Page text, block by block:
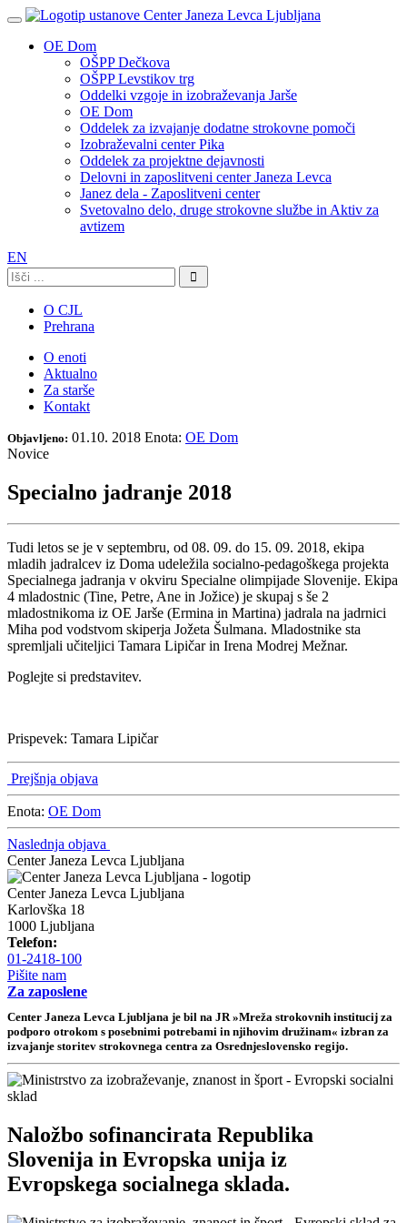
OE Dom
OŠPP Dečkova
OŠPP Levstikov trg
Oddelki vzgoje in izobraževanja Jarše
OE Dom
Oddelek za izvajanje dodatne strokovne pomoči
Izobraževalni center Pika
Oddelek za projektne dejavnosti
Delovni in zaposlitveni center Janeza Levca
Janez dela - Zaposlitveni center
Svetovalno delo, druge strokovne službe in Aktiv za
avtizem
EN
Išči:
O CJL
Prehrana
O enoti
Aktualno
Za starše
Kontakt
Objavljeno: 01.10. 2018 Enota: OE Dom
Novice
Specialno jadranje 2018
Tudi letos se je v septembru, od 08. 09. do 15. 09. 2018, ekipa
mladih jadralcev iz Doma udeležila socialno-pedagoškega projekta
Specialnega jadranja v okviru Specialne olimpijade Slovenije. Ekipa
4 mladostnic (Tine, Petre, Ane in Jožice) je skupaj s še 2
mladostnikoma iz OE Jarše (Ermina in Martina) jadrala na jadrnici
Miha pod vodstvom skiperja Jožeta Šulmana. Mladostnike sta
spremljali učiteljici Tamara Lipičar in Irena Modrej Mežnar.
Poglejte si predstavitev.
Prispevek: Tamara Lipičar
Prejšnja objava
Enota: OE Dom
Naslednja objava
Center Janeza Levca Ljubljana
Center Janeza Levca Ljubljana
Karlovška 18
1000 Ljubljana
Telefon:
01-2418-100
Pišite nam
Za zaposlene
Center Janeza Levca Ljubljana je bil na JR »Mreža strokovnih institucij za
podporo otrokom s posebnimi potrebami in njihovim družinam« izbran za
izvajanje storitev strokovnega centra za Osrednjeslovensko regijo.
Naložbo sofinancirata Republika
Slovenija in Evropska unija iz
Evropskega socialnega sklada.